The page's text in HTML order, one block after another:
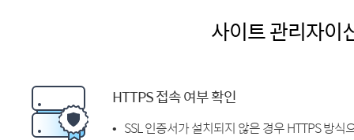
사이트 관리자이
HTTPS 접속 여부 확인
SSL 인증서가 설치되지 않은 경우 HTTPS 방식